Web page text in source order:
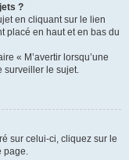
?
en cliquant sur le lien
placé en haut et en bas du
« M’avertir lorsqu’une
surveiller le sujet.
sur celui-ci, cliquez sur le
page.